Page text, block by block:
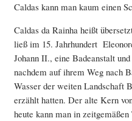
Caldas kann man kaum einen
Caldas da Rainha heißt
ließ im 15. Jahrhundert
Johann II., eine Badeanstalt
nachdem auf ihrem Weg nach
Wasser der weiten Landschaft
erzählt hatten. Der alte Kern
heute kann man in